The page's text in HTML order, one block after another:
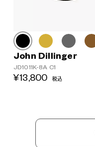
John Dillinger
JD1011K-8A C1
¥13,800 税込